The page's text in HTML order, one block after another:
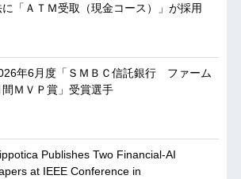
に「ＡＴＭ受取（現金コース）」が採用
年6月度「ＳＭＢＣ信託銀行 ファーム
間ＭＶＰ賞」受賞選手
Publishes Two Financial-AI
at IEEE Conference in